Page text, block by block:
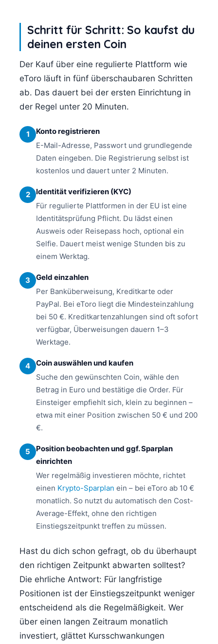
Schritt für Schritt: So kaufst du
deinen ersten Coin
Der Kauf über eine regulierte Plattform wie
eToro läuft in fünf überschaubaren Schritten
ab. Das dauert bei der ersten Einrichtung in
der Regel unter 20 Minuten.
1
Konto registrieren
E-Mail-Adresse, Passwort und grundlegende
Daten eingeben. Die Registrierung selbst ist
kostenlos und dauert unter 2 Minuten.
2
Identität verifizieren (KYC)
Für regulierte Plattformen in der EU ist eine
Identitätsprüfung Pflicht. Du lädst einen
Ausweis oder Reisepass hoch, optional ein
Selfie. Dauert meist wenige Stunden bis zu
einem Werktag.
3
Geld einzahlen
Per Banküberweisung, Kreditkarte oder
PayPal. Bei eToro liegt die Mindesteinzahlung
bei 50 €. Kreditkartenzahlungen sind oft sofort
verfügbar, Überweisungen dauern 1–3
Werktage.
4
Coin auswählen und kaufen
Suche den gewünschten Coin, wähle den
Betrag in Euro und bestätige die Order. Für
Einsteiger empfiehlt sich, klein zu beginnen –
etwa mit einer Position zwischen 50 € und 200
€.
5
Position beobachten und ggf. Sparplan
einrichten
Wer regelmäßig investieren möchte, richtet
einen Krypto-Sparplan ein – bei eToro ab 10 €
monatlich. So nutzt du automatisch den Cost-
Average-Effekt, ohne den richtigen
Einstiegszeitpunkt treffen zu müssen.
Hast du dich schon gefragt, ob du überhaupt
den richtigen Zeitpunkt abwarten solltest?
Die ehrliche Antwort: Für langfristige
Positionen ist der Einstiegszeitpunkt weniger
entscheidend als die Regelmäßigkeit. Wer
über einen langen Zeitraum monatlich
investiert, glättet Kursschwankungen